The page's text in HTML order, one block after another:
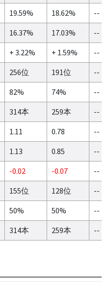
19.59% 18.62%
--
16.37% 17.03%
--
+ 3.22% + 1.59%
--
256位 191位
--
82% 74%
--
314本 259本
--
1.11 0.78
--
1.13 0.85
--
-0.02 -0.07
--
155位 128位
--
50% 50%
--
314本 259本 --